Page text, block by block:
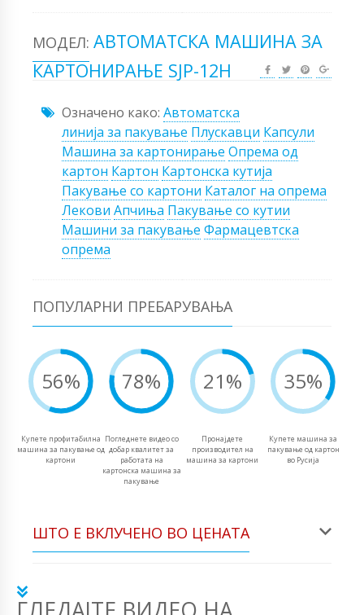
МОДЕЛ: АВТОМАТСКА МАШИНА ЗА
КАРТОНИРАЊЕ SJP-12H
Означено како: Автоматска
линија за пакување Плускавци Капсули
Машина за картонирање Опрема од
картон Картон Картонска кутија
Пакување со картони Каталог на опрема
Лекови Апчиња Пакување со кутии
Машини за пакување Фармацевтска
опрема
ПОПУЛАРНИ ПРЕБАРУВАЊА
56%
Купете профитабилна
машина за пакување од
картони
78%
Погледнете видео со
добар квалитет за
работата на
картонска машина за
пакување
21%
Пронајдете
производител на
машина за картони
35%
Купете машина за
пакување од картон
во Русија
ШТО Е ВКЛУЧЕНО ВО ЦЕНАТА